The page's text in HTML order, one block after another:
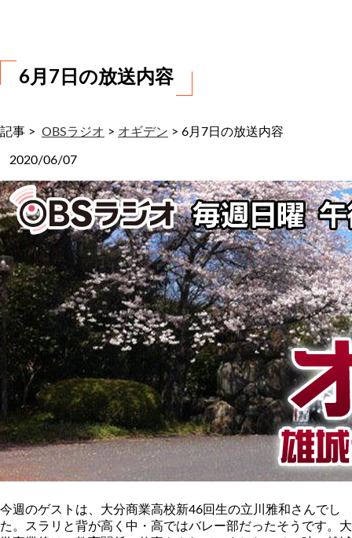
6月7日の放送内容
記事 > OBSラジオ > オギデン > 6月7日の放送内容
2020/06/07
今週のゲストは、大分商業高校新46回生の立川雅和さんでし
た。スラリと背が高く中・高ではバレー部だったそうです。大